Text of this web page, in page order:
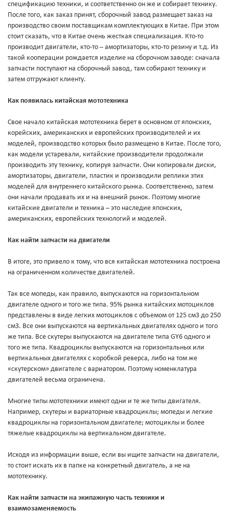
спецификацию техники, и соответственно он же и собирает технику.
После того, как заказ принят, сборочный завод размещает заказ на
производство своим поставщикам комплектующих в Китае. При этом
стоит сказать, что в Китае очень жесткая специализация. Кто-то
производит двигатели, кто-то – амортизаторы, кто-то резину и т.д. Из
такой кооперации рождается изделие на сборочном заводе: сначала
запчасти поступают на сборочный завод, там собирают технику и
затем отгружают клиенту.
Как появилась китайская мототехника
Свое начало китайская мототехника берет в основном от японских,
корейских, американских и европейских производителей и их
моделей, производство которых было размещено в Китае. После того,
как модели устаревали, китайские производители продолжали
производить эту технику, копируя запчасти. Они копировали диски,
амортизаторы, двигатели, пластик и производили реплики этих
моделей для внутреннего китайского рынка. Соответственно, затем
они начали продавать их и на внешний рынок. Поэтому многие
китайские двигатели и техника – это наследие японских,
американских, европейских технологий и моделей.
Как найти запчасти на двигатели
В итоге, это привело к тому, что вся китайская мототехника построена
на ограниченном количестве двигателей.
Так все мопеды, как правило, выпускаются на горизонтальном
двигателе одного и того же типа. 95% рынка китайских мотоциклов
представлены в виде легких мотоциклов с объемом от 125 см3 до 250
см3. Все они выпускаются на вертикальных двигателях одного и того
же типа. Все скутеры выпускаются на двигателе типа GY6 одного и
того же типа. Квадроциклы выпускаются на горизонтальных или
вертикальных двигателях с коробкой реверса, либо на том же
«скутерском» двигателе с вариатором. Поэтому номенклатура
двигателей весьма ограничена.
Многие типы мототехники имеют одни и те же типы двигателя.
Например, скутеры и вариаторные квадроциклы; мопеды и легкие
квадроциклы на горизонтальном двигателе; мотоциклы и более
тяжелые квадроциклы на вертикальном двигателе.
Исходя из информации выше, если вы ищите запчасти на двигатели,
то стоит искать их в папке на конкретный двигатель, а не на
мототехнику.
Как найти запчасти на экипажную часть техники и
взаимозаменяемость